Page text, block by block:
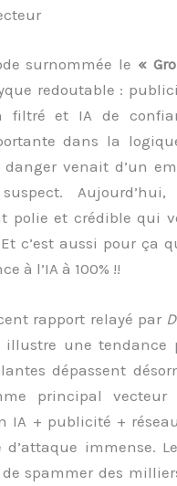
surnommée le «
redoutable :
filtré et IA de
dans la
danger venait d’un
polie et crédible qui
c’est aussi pour ça
à l’IA à 100% !!
rapport relayé par
illustre une tendance
dépassent
principal vecteur
IA + publicité +
d’attaque immense.
spammer des